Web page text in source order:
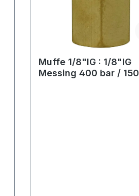
Muffe 1/8"IG : 1/8"IG
Messing 400 bar / 150